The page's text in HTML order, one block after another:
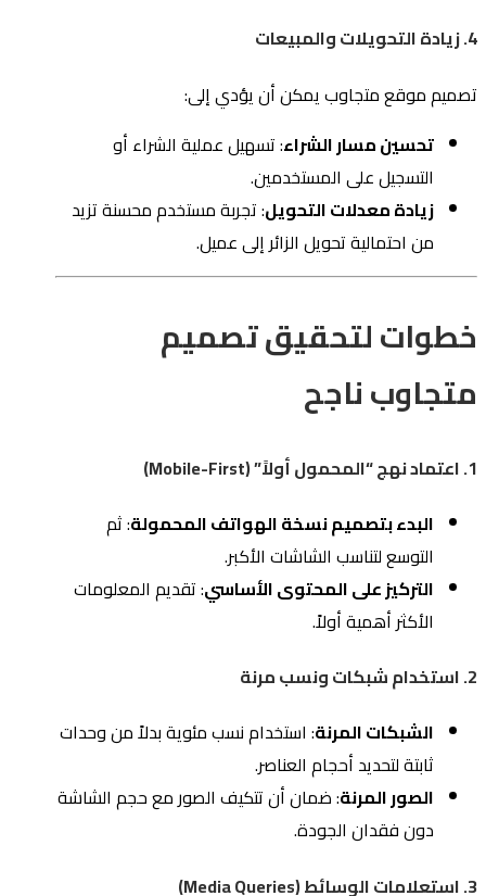
4. زيادة التحويلات والمبيعات
تصميم موقع متجاوب يمكن أن يؤدي إلى:
تحسين مسار الشراء: تسهيل عملية الشراء أو
التسجيل على المستخدمين.
زيادة معدلات التحويل: تجربة مستخدم محسنة تزيد
من احتمالية تحويل الزائر إلى عميل.
خطوات لتحقيق تصميم
متجاوب ناجح
1. اعتماد نهج “المحمول أولاً” (Mobile-First)
البدء بتصميم نسخة الهواتف المحمولة: ثم
التوسع لتناسب الشاشات الأكبر.
التركيز على المحتوى الأساسي: تقديم المعلومات
الأكثر أهمية أولاً.
2. استخدام شبكات ونسب مرنة
الشبكات المرنة: استخدام نسب مئوية بدلاً من وحدات
ثابتة لتحديد أحجام العناصر.
الصور المرنة: ضمان أن تتكيف الصور مع حجم الشاشة
دون فقدان الجودة.
3. استعلامات الوسائط (Media Queries)